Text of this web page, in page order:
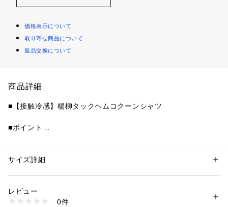
価格表示について
取り寄せ商品について
返品交換について
商品詳細
■【接触冷感】楊柳タックヘムコクーンシャツ
■ポイント
フロントのタックデザインが立体感を生む、シンプルながら着
■ディテール
フロントに施されたタックが自然なドレープを生み、動きのあ
性別：レディース
素材：ポリエステル:100
洗濯：-
※詳しい洗濯方法については、商品の品質表示タグをご覧ください
サイズ詳細
レビュー
0件